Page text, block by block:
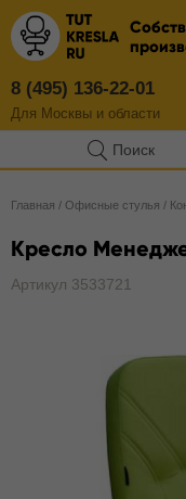
8 (495) 136-22-01
Для Москвы и области
Поиск
Главная / Офисные стулья /
Кресло
Артикул 3533721